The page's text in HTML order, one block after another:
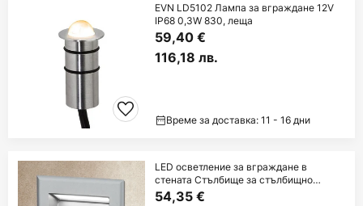
EVN LD5102 Лампа за вграждане 12V
IP68 0,3W 830, леща
59,40 €
116,18 лв.
Време за доставка: 11 - 16 дни
LED осветление за вграждане в
стената Стълбище за стълбищно
осветление
54,35 €